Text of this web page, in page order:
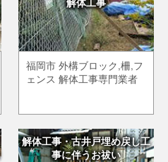
解体工事
福岡市 外構ブロック,柵,フ
ェンス 解体工事専門業者
解体工事・古井戸埋め戻し工
事に伴うお祓い